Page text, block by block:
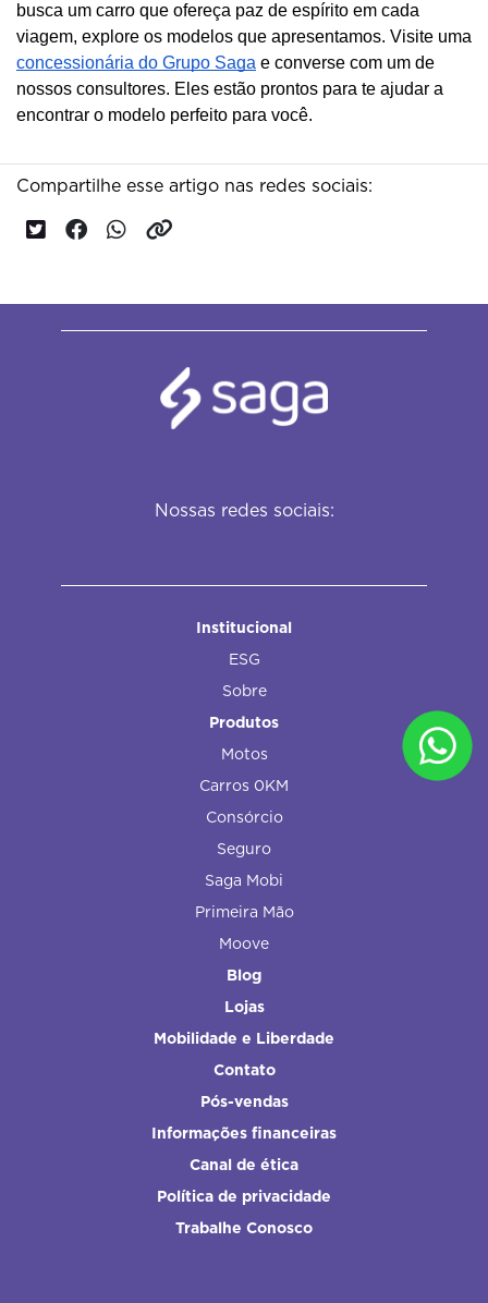
busca um carro que ofereça paz de espírito em cada
viagem, explore os modelos que apresentamos. Visite uma
concessionária do Grupo Saga e converse com um de
nossos consultores. Eles estão prontos para te ajudar a
encontrar o modelo perfeito para você.
Compartilhe esse artigo nas redes sociais:
Nossas redes sociais:
Institucional
ESG
Sobre
Produtos
Motos
Carros 0KM
Consórcio
Seguro
Saga Mobi
Primeira Mão
Moove
Blog
Lojas
Mobilidade e Liberdade
Contato
Pós-vendas
Informações financeiras
Canal de ética
Política de privacidade
Trabalhe Conosco